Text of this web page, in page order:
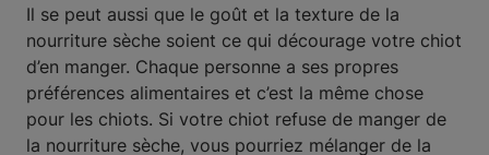
Il se peut aussi que le goût et la texture de la
nourriture sèche soient ce qui décourage votre chiot
d’en manger. Chaque personne a ses propres
préférences alimentaires et c’est la même chose
pour les chiots. Si votre chiot refuse de manger de
la nourriture sèche, vous pourriez mélanger de la